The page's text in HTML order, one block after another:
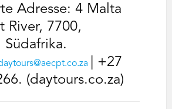
Adresse: 4 Malta
River, 7700,
Südafrika.
| +27
(daytours.co.za)